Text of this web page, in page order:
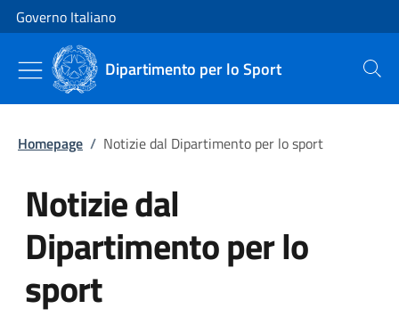
Vai al contenuto
Vai alla navigazione del sito
Governo Italiano
Dipartimento per lo Sport Cerca
Homepage / Notizie dal Dipartimento per lo sport
Notizie dal
Dipartimento per lo
sport